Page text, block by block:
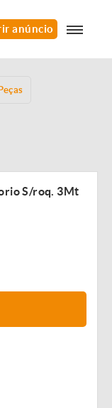
anúncio
Peças
S/roq. 3Mt